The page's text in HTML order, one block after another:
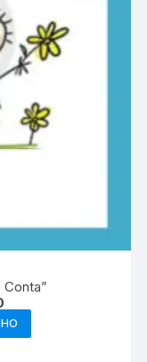
O
preço
atual
é: